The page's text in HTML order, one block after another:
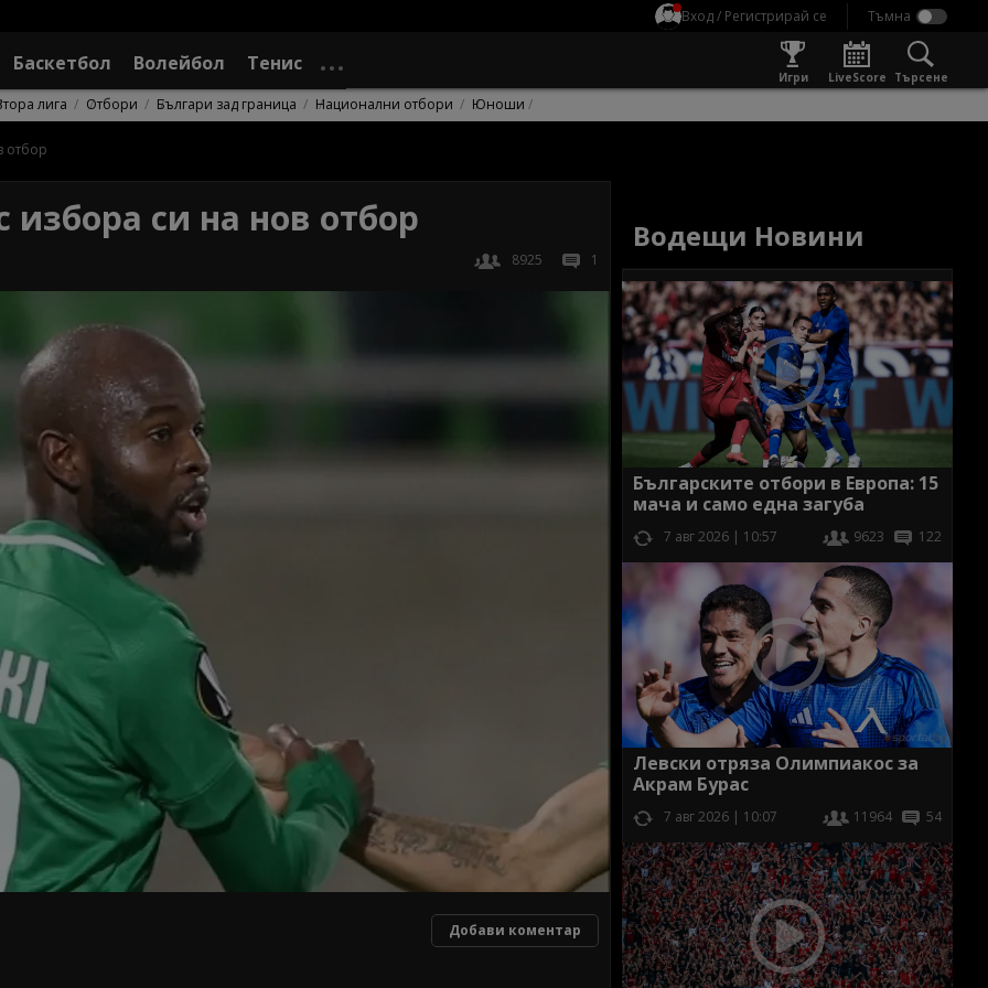
Вход / Регистрирай се
Баскетбол Волейбол Тенис
Игри LiveScore Търсене
лига Отбори Българи зад граница Национални отбори Юноши
отбор
си на нов отбор
8925 1
Добави коментар
Водещи Новини
Българските отбори в Европа: 15
мача и само една загуба
7 авг 2026 | 10:57 9623 122
Левски отряза Олимпиакос за
Акрам Бурас
7 авг 2026 | 10:07 11964 54